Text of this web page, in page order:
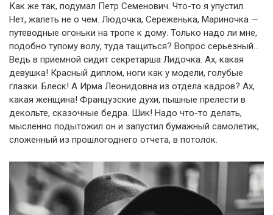
Как же так, подумал Петр Семенович. Что-то я упустил.
Нет, жалеть не о чем. Людочка, Сереженька, Мариночка —
путеводные огоньки на тропе к дому. Только надо ли мне,
подобно тупому волу, туда тащиться? Вопрос серьезный…
Ведь в приемной сидит секретарша Лидочка. Ах, какая
девушка! Красный диплом, ноги как у модели, голубые
глазки. Блеск! А Ирма Леонидовна из отдела кадров? Ах,
какая женщина! Французские духи, пышные прелести в
декольте, сказочные бедра. Шик! Надо что-то делать,
мысленно подытожил он и запустил бумажный самолетик,
сложенный из прошлогоднего отчета, в потолок.